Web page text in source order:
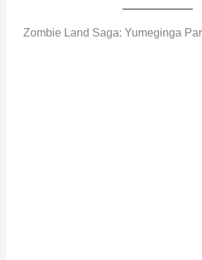
Zombie Land Saga: Yumeginga